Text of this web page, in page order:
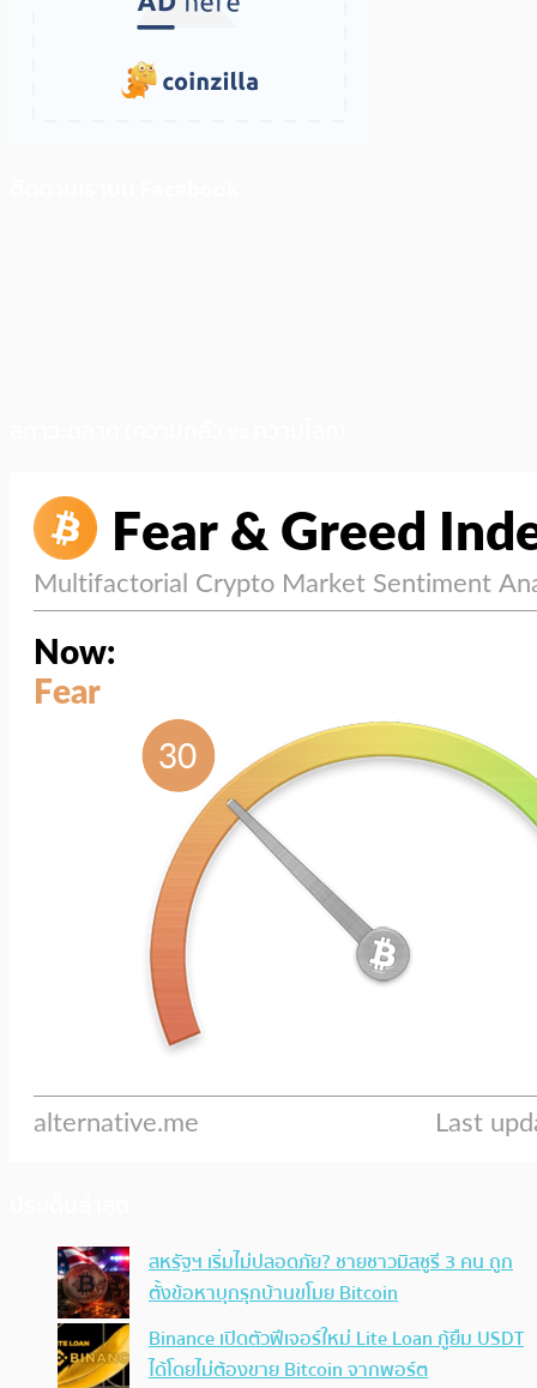
สหรัฐฯ เริ่มไม่ปลอดภัย? ชายชาวมิสซูรี 3 คน ถูก
ตั้งข้อหาบุกรุกบ้านขโมย Bitcoin
Binance เปิดตัวฟีเจอร์ใหม่ Lite Loan กู้ยืม USDT
ได้โดยไม่ต้องขาย Bitcoin จากพอร์ต